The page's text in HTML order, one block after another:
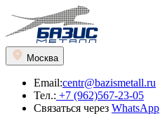
Москва
Email:centr@bazismetall.ru
Тел.: +7 (962)567-23-05
Связаться через WhatsApp